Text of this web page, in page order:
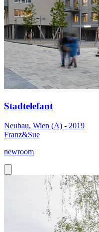
Stadtelefant
Neubau, Wien (A) - 2019
Franz&Sue
newroom